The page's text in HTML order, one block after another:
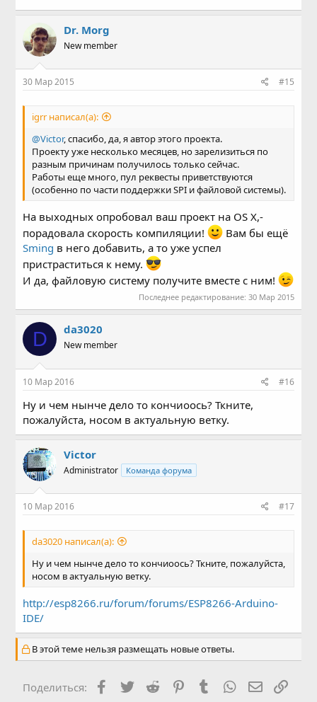
Dr. Morg
New member
30 Мар 2015 #15
igrr написал(а):
@Victor, спасибо, да, я автор этого проекта.
Проекту уже несколько месяцев, но зарелизиться по
разным причинам получилось только сейчас.
Работы еще много, пул реквесты приветствуются
(особенно по части поддержки SPI и файловой системы).
На выходных опробовал ваш проект на OS X,-
порадовала скорость компиляции!
Вам бы ещё
Sming в него добавить, а то уже успел
пристраститься к нему.
И да, файловую систему получите вместе с ним!
Последнее редактирование: 30 Мар 2015
D da3020
New member
10 Мар 2016 #16
Ну и чем нынче дело то кончиоось? Ткните,
пожалуйста, носом в актуальную ветку.
Victor
Administrator Команда форума
10 Мар 2016 #17
da3020 написал(а):
Ну и чем нынче дело то кончиоось? Ткните, пожалуйста,
носом в актуальную ветку.
http://esp8266.ru/forum/forums/ESP8266-Arduino-
IDE/
В этой теме нельзя размещать новые ответы.
Поделиться: Facebook
TwitterReddit PinterestTumblrWhatsApp